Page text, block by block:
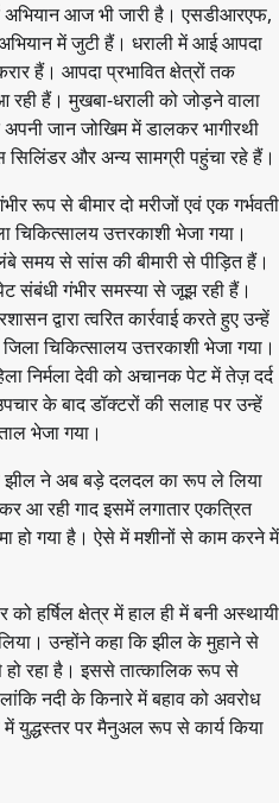
अभियान आज भी जारी है। एसडीआरएफ,
में जुटी हैं। धराली में आई आपदा
हैं। आपदा प्रभावित क्षेत्रों तक
हैं। मुखबा-धराली को जोड़ने वाला
जान जोखिम में डालकर भागीरथी
और अन्य सामग्री पहुंचा रहे हैं।
रूप से बीमार दो मरीजों एवं एक गर्भवती
चिकित्सालय उत्तरकाशी भेजा गया।
समय से सांस की बीमारी से पीड़ित हैं।
पेट संबंधी गंभीर समस्या से जूझ रही हैं।
द्वारा त्वरित कार्रवाई करते हुए उन्हें
चिकित्सालय उत्तरकाशी भेजा गया।
निर्मला देवी को अचानक पेट में तेज़ दर्द
के बाद डॉक्टरों की सलाह पर उन्हें
भेजा गया।
झील ने अब बड़े दलदल का रूप ले लिया
आ रही गाद इसमें लगातार एकत्रित
हो गया है। ऐसे में मशीनों से काम करने में
को हर्षिल क्षेत्र में हाल ही में बनी अस्थायी
उन्होंने कहा कि झील के मुहाने से
रहा है। इससे तात्कालिक रूप से
नदी के किनारे में बहाव को अवरोध
युद्धस्तर पर मैनुअल रूप से कार्य किया